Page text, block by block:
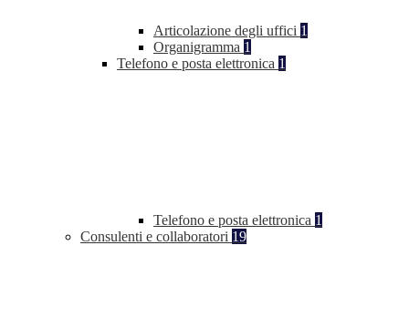
Articolazione degli uffici 1
Organigramma 1
Telefono e posta elettronica 1
Telefono e posta elettronica 1
Consulenti e collaboratori 19